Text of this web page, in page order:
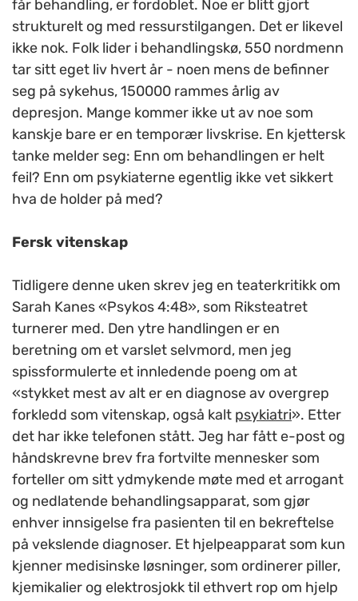
får behandling, er fordoblet. Noe er blitt gjort
strukturelt og med ressurstilgangen. Det er likevel
ikke nok. Folk lider i behandlingskø, 550 nordmenn
tar sitt eget liv hvert år - noen mens de befinner
seg på sykehus, 150000 rammes årlig av
depresjon. Mange kommer ikke ut av noe som
kanskje bare er en temporær livskrise. En kjettersk
tanke melder seg: Enn om behandlingen er helt
feil? Enn om psykiaterne egentlig ikke vet sikkert
hva de holder på med?
Fersk vitenskap
Tidligere denne uken skrev jeg en teaterkritikk om
Sarah Kanes «Psykos 4:48», som Riksteatret
turnerer med. Den ytre handlingen er en
beretning om et varslet selvmord, men jeg
spissformulerte et innledende poeng om at
«stykket mest av alt er en diagnose av overgrep
forkledd som vitenskap, også kalt psykiatri». Etter
det har ikke telefonen stått. Jeg har fått e-post og
håndskrevne brev fra fortvilte mennesker som
forteller om sitt ydmykende møte med et arrogant
og nedlatende behandlingsapparat, som gjør
enhver innsigelse fra pasienten til en bekreftelse
på vekslende diagnoser. Et hjelpeapparat som kun
kjenner medisinske løsninger, som ordinerer piller,
kjemikalier og elektrosjokk til ethvert rop om hjelp